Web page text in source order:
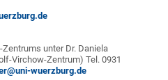
unter Dr. Daniela
Virchow-Zentrum) Tel. 0931
wuerzburg.de